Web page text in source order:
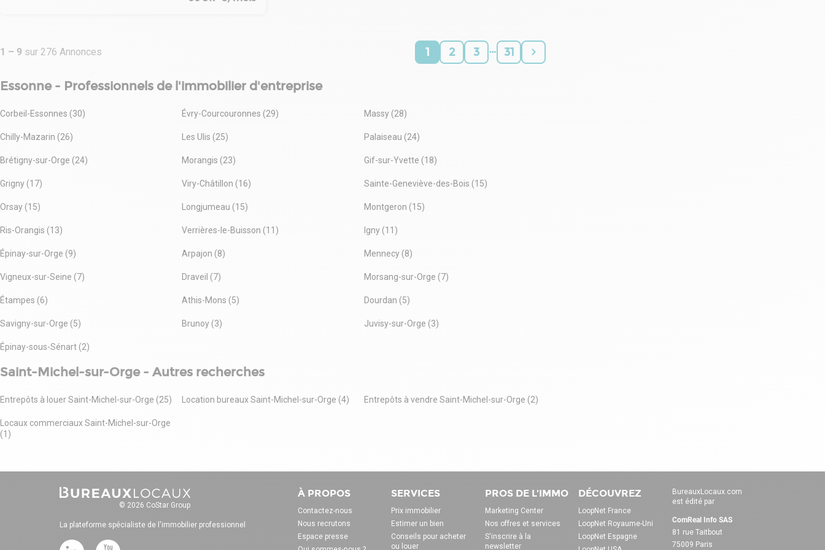
. Cour camion de 25 mètres
. 3 Portes de plain-pied
. GTB lumière et CVC
. Tarif jaune (240 kVA)
. Eclairage LED
Immeuble indépendant
Surface RDC : 7577 m²
Bus Aubépine (4245, 4307)
RER Corbeil-Essonnes (D)
Autoroute A104 A6
1 – 9 sur 276 Annonces 1 2 3 … 31
Essonne - Professionnels de l'immobilier d'entreprise
Corbeil-Essonnes (30) Évry-Courcouronnes (29) Massy (28)
Chilly-Mazarin (26) Les Ulis (25) Palaiseau (24)
Brétigny-sur-Orge (24) Morangis (23) Gif-sur-Yvette (18)
Grigny (17) Viry-Châtillon (16) Sainte-Geneviève-des-Bois (15)
Orsay (15) Longjumeau (15) Montgeron (15)
Ris-Orangis (13) Verrières-le-Buisson (11) Igny (11)
Épinay-sur-Orge (9) Arpajon (8) Mennecy (8)
Vigneux-sur-Seine (7) Draveil (7) Morsang-sur-Orge (7)
Étampes (6) Athis-Mons (5) Dourdan (5)
Savigny-sur-Orge (5) Brunoy (3) Juvisy-sur-Orge (3)
Épinay-sous-Sénart (2)
Saint-Michel-sur-Orge - Autres recherches
Entrepôts à louer Saint-Michel-sur-Orge (25) Location bureaux Saint-Michel-sur-Orge (4) Entrepôts à vendre Saint-Michel-sur-Orge (2)
Locaux commerciaux Saint-Michel-sur-Orge
(1)
© 2026 CoStar Group
La plateforme spécialiste de l'immobilier professionnel
À PROPOS
Contactez-nous
Nous recrutons
Espace presse
SERVICES
Prix immobilier
Estimer un bien
Conseils pour acheter
ou louer
PROS DE L'IMMO
Marketing Center
Nos offres et services
S'inscrire à la
newsletter
DÉCOUVREZ
LoopNet France
LoopNet Royaume-Uni
LoopNet Espagne
BureauxLocaux.com
est édité par
ComReal Info SAS
81 rue Taitbout
75009 Paris